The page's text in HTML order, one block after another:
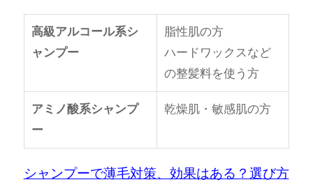
高級アルコール系シ
ャンプー
脂性肌の方
ハードワックスなど
の整髪料を使う方
アミノ酸系シャンプ
ー
乾燥肌・敏感肌の方
シャンプーで薄毛対策、効果はある？選び方